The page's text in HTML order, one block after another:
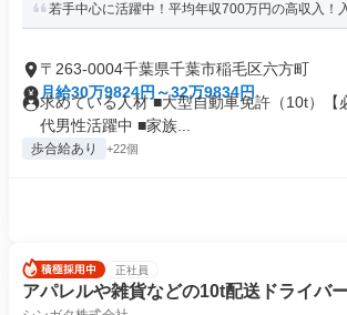
若手中心に活躍中！平均年収700万円の高収入！
〒263-0004千葉県千葉市稲毛区六方町
月給30万9824円～32万9834円
求めている人材 ■大型自動車免許（10t）【
代男性活躍中 ■家族...
歩合給あり +22個
正社員
アパレルや雑貨などの10t配送ドライバ